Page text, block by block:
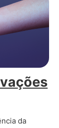
da